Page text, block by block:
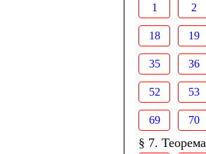
1 2
18 19
35 36
52 53
69 70
§ 7.